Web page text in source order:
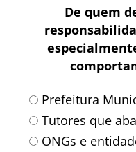
De quem
Prefeitura
Tutores que
ONGs e